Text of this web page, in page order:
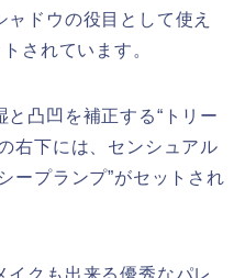
ドウの役目として使え
されています。
凸凹を補正する“トリー
右下には、センシュアル
ープランプ”がセットされ
イクも出来る優秀なパレ